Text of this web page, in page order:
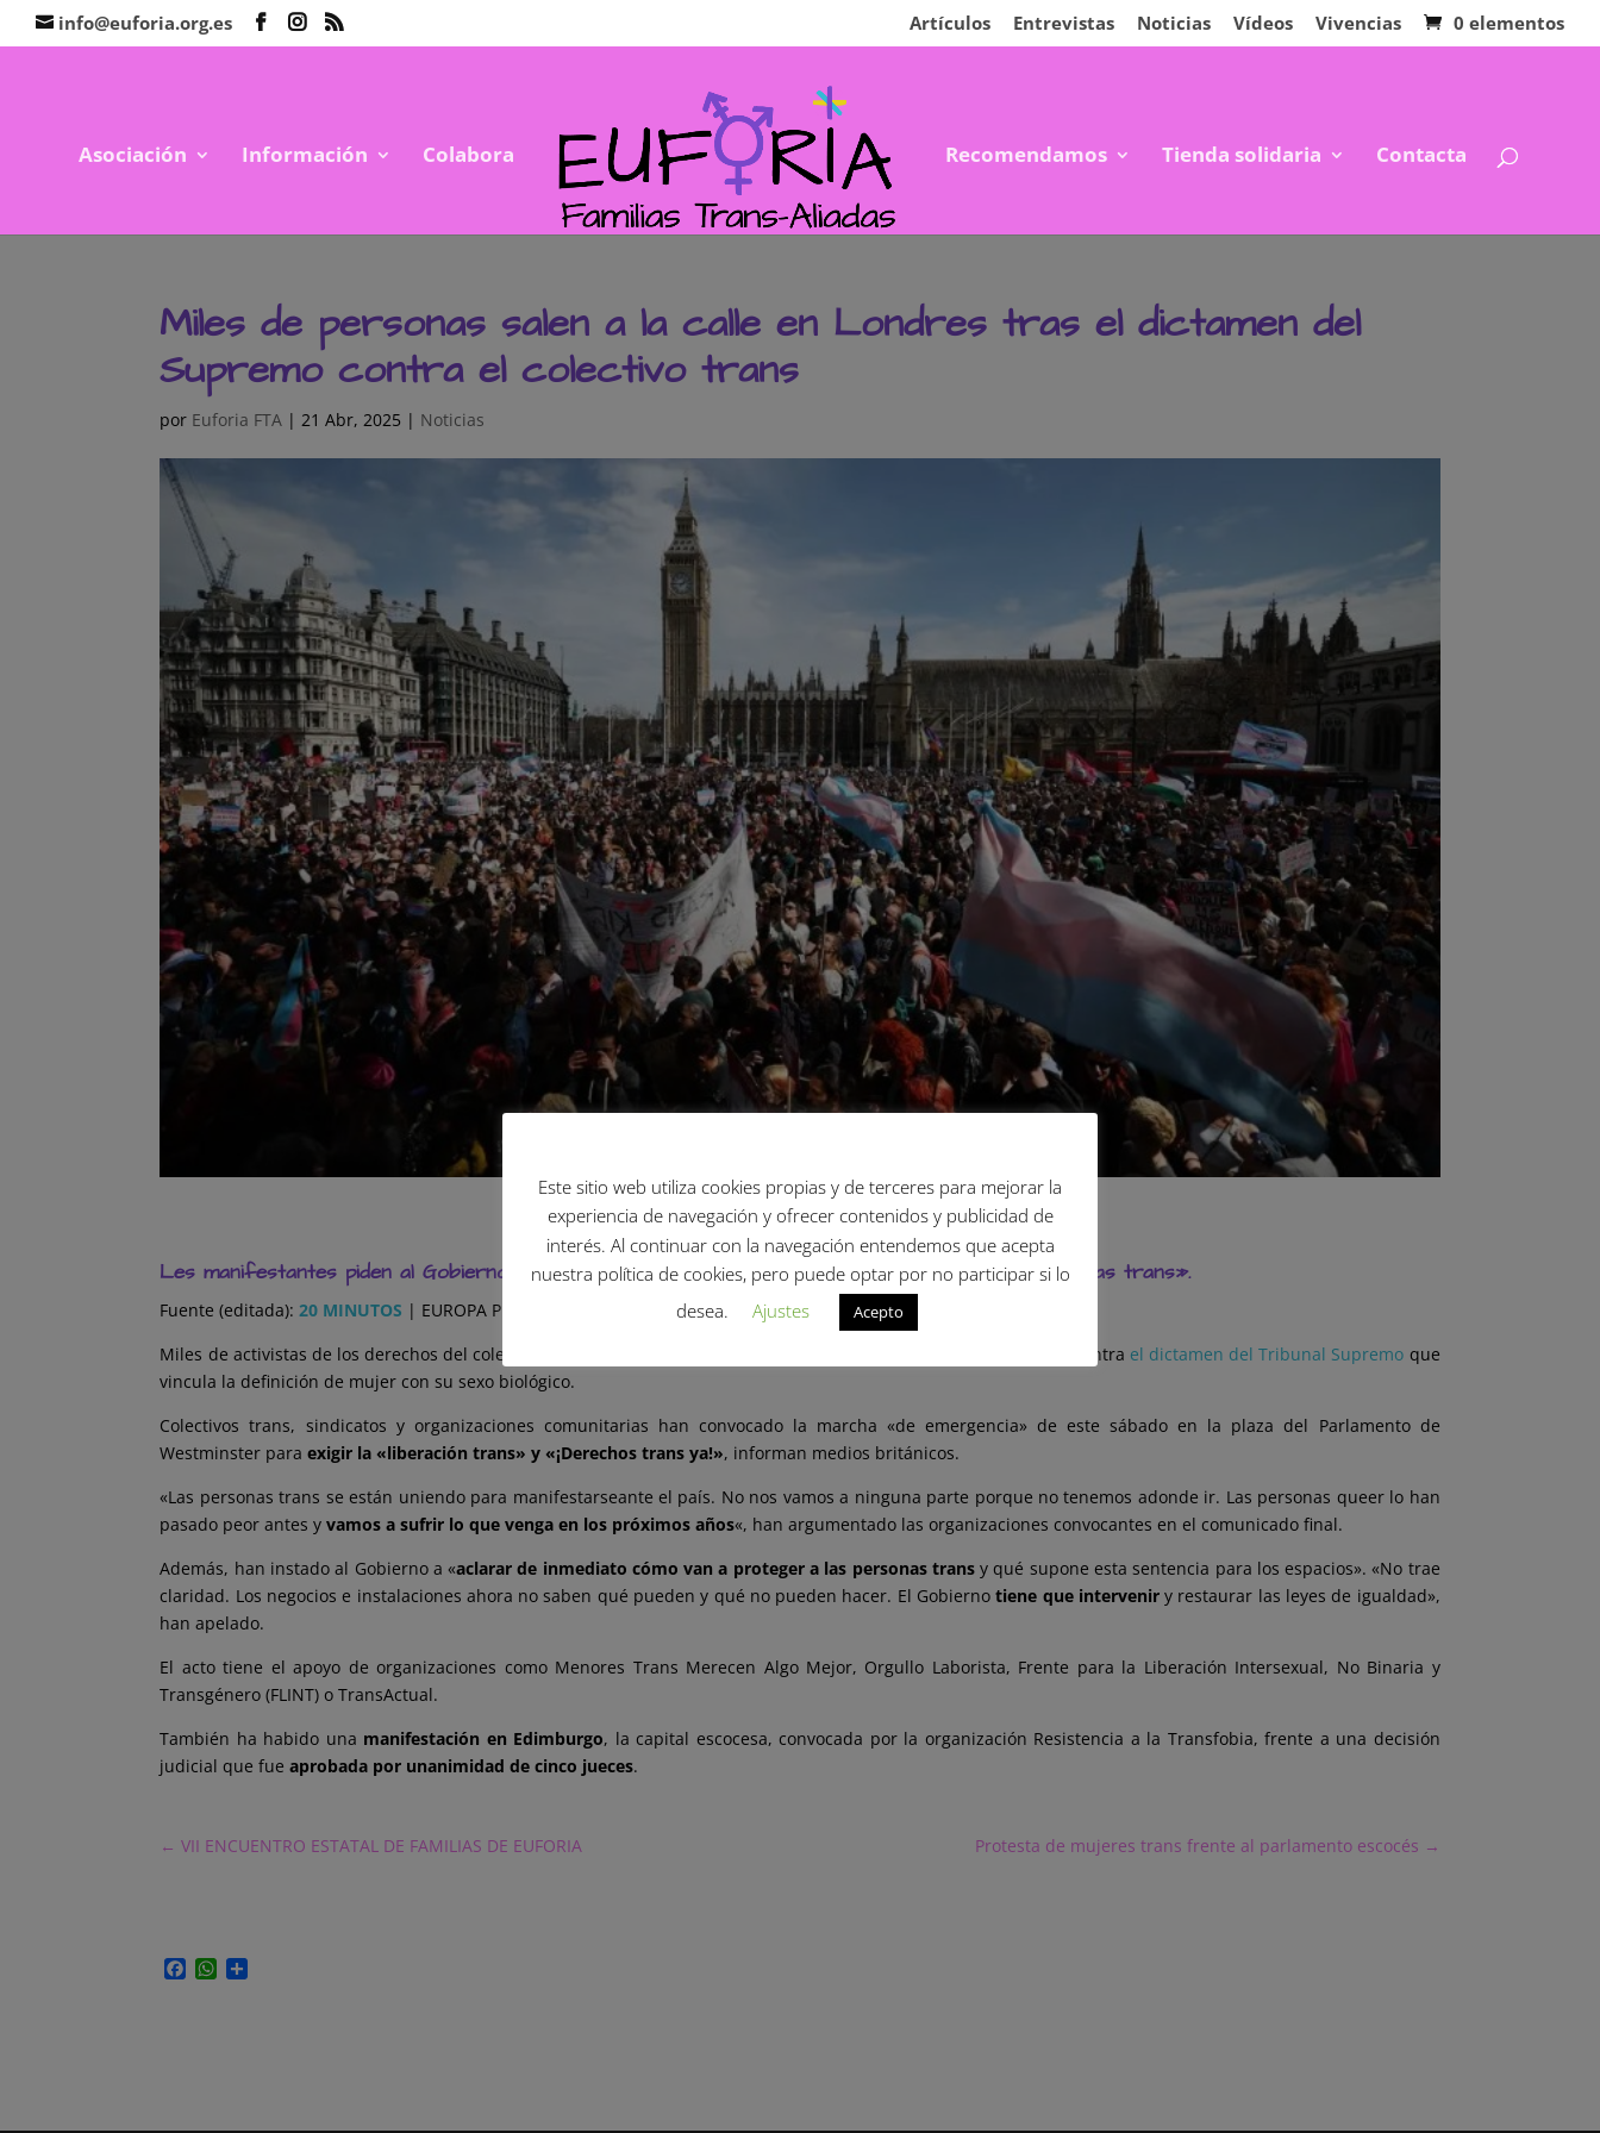
info@euforia.org.es Artículos Entrevistas Noticias Vídeos Vivencias 0 elementos
Asociación Información Colabora Recomendamos Tienda solidaria Contacta
Miles de personas salen a la calle en Londres tras el dictamen del
Supremo contra el colectivo trans
por Euforia FTA |21 Abr, 2025 | Noticias
Les manifestantes piden al Gobierno que «aclare de inmediato cómo van a proteger a las personas trans».
Fuente (editada):20 MINUTOS | EUROPA PRESS | 19 ABR 2025
Miles de activistas de los derechos del colectivo trans se han manifestado este sábado en Londres para protestar contra el dictamen del Tribunal Supremo que
vincula la definición de mujer con su sexo biológico.
Colectivos trans, sindicatos y organizaciones comunitarias han convocado la marcha «de emergencia» de este sábado en la plaza del Parlamento de
Westminster para exigir la «liberación trans» y «¡Derechos trans ya!», informan medios británicos.
«Las personas trans se están uniendo para manifestarseante el país. No nos vamos a ninguna parte porque no tenemos adonde ir. Las personas queer lo han
pasado peor antes yvamos a sufrir lo que venga en los próximos años«, han argumentado las organizaciones convocantes en el comunicado final.
Además, han instado al Gobierno a «aclarar de inmediato cómo van a proteger a las personas transy qué supone esta sentencia para los espacios». «No trae
claridad. Los negocios e instalaciones ahora no saben qué pueden y qué no pueden hacer. El Gobiernotiene que interveniry restaurar las leyes de igualdad»,
han apelado.
El acto tiene el apoyo de organizaciones como Menores Trans Merecen Algo Mejor, Orgullo Laborista, Frente para la Liberación Intersexual, No Binaria y
Transgénero (FLINT) o TransActual.
También ha habido una manifestación en Edimburgo, la capital escocesa, convocada por la organización Resistencia a la Transfobia, frente a una decisión
judicial que fueaprobada por unanimidad de cinco jueces.
←VII ENCUENTRO ESTATAL DE FAMILIAS DE EUFORIA Protesta de mujeres trans frente al parlamento escocés →
F
W
Este sitio web utiliza cookies propias y de terceres para mejorar la
experiencia de navegación y ofrecer contenidos y publicidad de
interés. Al continuar con la navegación entendemos que acepta
nuestra política de cookies, pero puede optar por no participar si lo
desea.
Ajustes Acepto